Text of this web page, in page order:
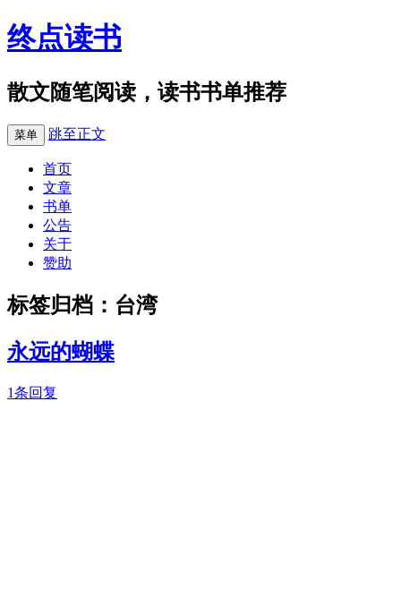
终点读书
散文随笔阅读，读书书单推荐
菜单 跳至正文
首页
文章
书单
公告
关于
赞助
标签归档： 台湾
永远的蝴蝶
1条回复